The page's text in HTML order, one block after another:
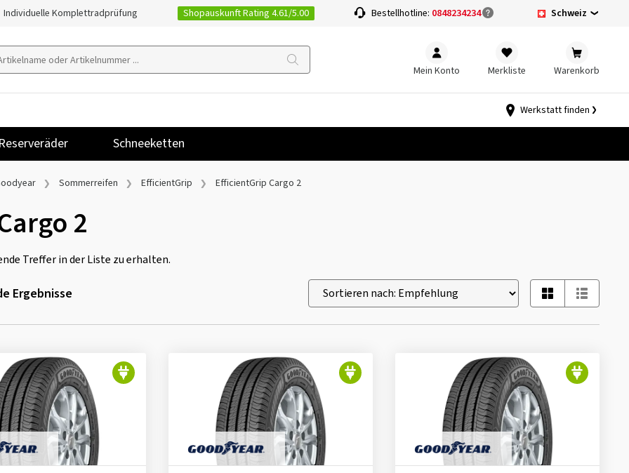
Individuelle Komplettradprüfung Shopauskunft Rating 4.61/5.00 Bestellhotline: 0848234234 Schweiz
Mein Konto Merkliste Warenkorb
Reserveräder Schneeketten
Werkstatt finden
Sommerreifen EfficientGrip EfficientGrip Cargo 2
2
Treffer in der Liste zu erhalten.
Ergebnisse